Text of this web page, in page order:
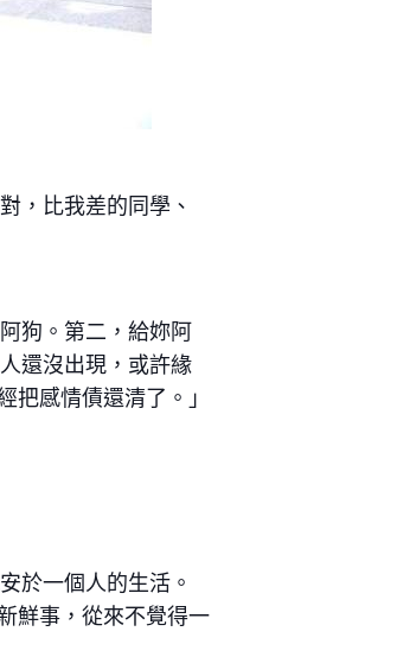
，比我差的同學、
狗。第二，給妳阿
還沒出現，或許緣
感情債還清了。」
於一個人的生活。
鮮事，從來不覺得一